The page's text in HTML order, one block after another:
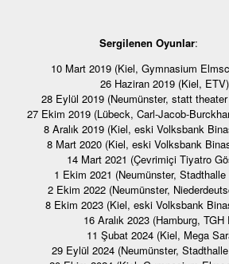
Sergilenen Oyunlar:
10 Mart 2019 (Kiel, Gymnasium
26 Haziran 2019 (Kiel, ETV)
28 Eylül 2019 (Neumünster, statt
27 Ekim 2019 (Lübeck, Carl-Jacob-
8 Aralık 2019 (Kiel, eski Volksbank
8 Mart 2020 (Kiel, eski Volksbank
14 Mart 2021 (Çevrimiçi Tiyatro
1 Ekim 2021 (Neumünster,
2 Ekim 2022 (Neumünster,
8 Ekim 2023 (Kiel, eski Volksbank
16 Aralık 2023 (Hamburg, TGH
11 Şubat 2024 (Kiel, Mega
29 Eylül 2024 (Neumünster,